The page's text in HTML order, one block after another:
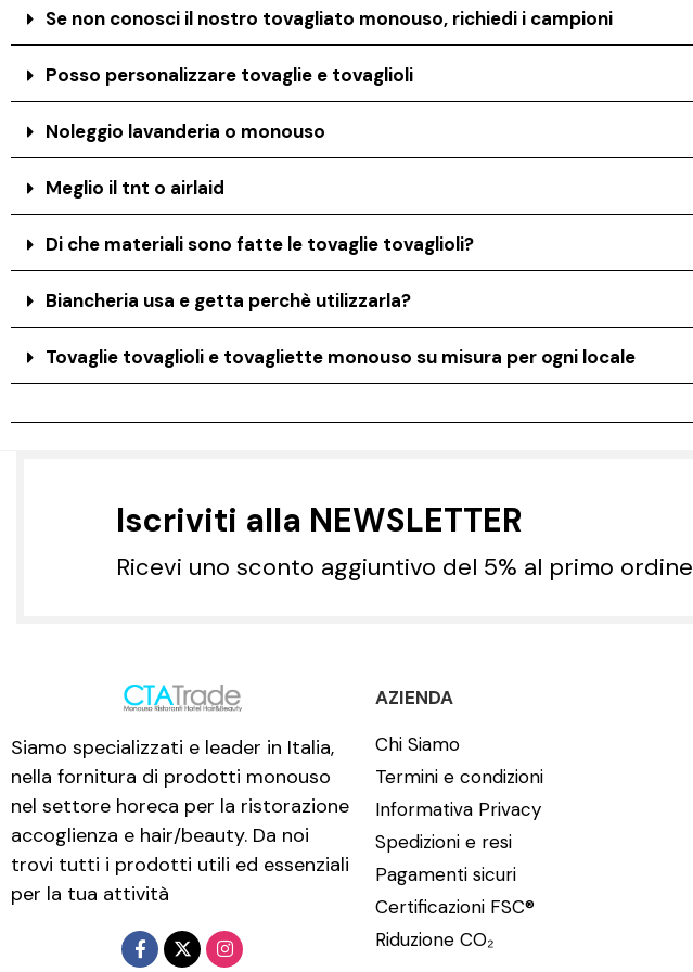
Se non conosci il nostro tovagliato monouso, richiedi i campioni
Posso personalizzare tovaglie e tovaglioli
Noleggio lavanderia o monouso
Meglio il tnt o airlaid
Di che materiali sono fatte le tovaglie tovaglioli?
Biancheria usa e getta perchè utilizzarla?
Tovaglie tovaglioli e tovagliette monouso su misura per ogni locale
Iscriviti alla NEWSLETTER
Ricevi uno sconto aggiuntivo del 5% al primo ordine
Siamo specializzati e leader in Italia,
nella fornitura di prodotti monouso
nel settore horeca per la ristorazione
accoglienza e hair/beauty. Da noi
trovi tutti i prodotti utili ed essenziali
per la tua attività
AZIENDA
Chi Siamo
Termini e condizioni
Informativa Privacy
Spedizioni e resi
Pagamenti sicuri
Certificazioni FSC®
Riduzione CO₂